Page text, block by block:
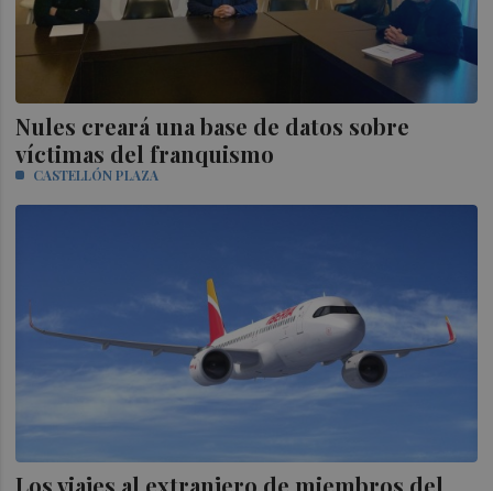
Nules creará una base de datos sobre
víctimas del franquismo
CASTELLÓN PLAZA